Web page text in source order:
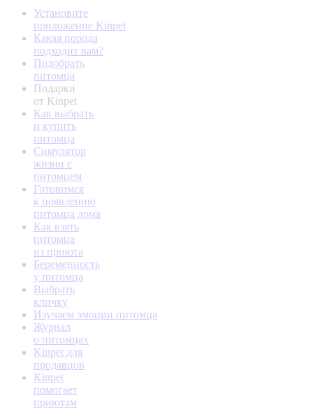
Установите
приложение Kinpet
Какая порода
подходит вам?
Подобрать
питомца
Подарки
от Kinpet
Как выбрать
и купить
питомца
Симулятор
жизни с
питомцем
Готовимся
к появлению
питомца дома
Как взять
питомца
из приюта
Беременность
у питомца
Выбрать
кличку
Изучаем эмоции питомца
Журнал
о питомцах
Kinpet для
продавцов
Kinpet
помогает
приютам